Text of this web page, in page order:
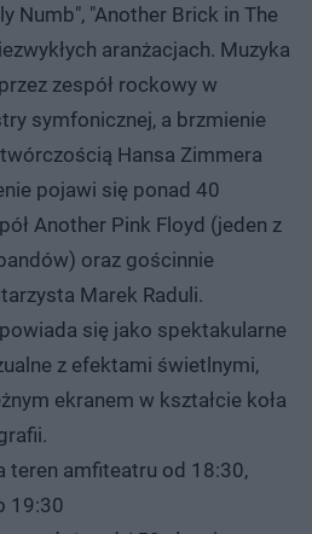
Numb", "Another Brick in The
aranżacjach. Muzyka
zespół rockowy w
symfonicznej, a brzmienie
Hansa Zimmera
pojawi się ponad 40
Another Pink Floyd (jeden z
oraz gościnnie
Marek Raduli.
się jako spektakularne
z efektami świetlnymi,
ekranem w kształcie koła
teren amfiteatru od 18:30,
19:30